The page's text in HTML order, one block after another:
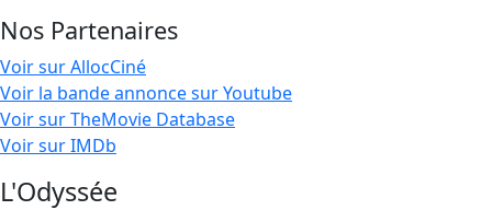
Nos Partenaires
Voir sur AllocCiné
Voir la bande annonce sur Youtube
Voir sur TheMovie Database
Voir sur IMDb
L'Odyssée